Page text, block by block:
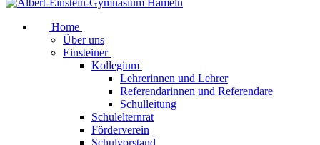
Home
Über uns
Einsteiner
Kollegium
Lehrerinnen und Lehrer
Referendarinnen und Referendare
Schulleitung
Schulelternrat
Förderverein
Schulvorstand